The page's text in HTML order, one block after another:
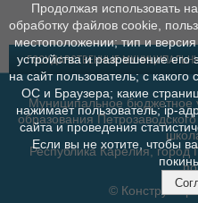
ГОСУДАРСТВЕННЫЕ
Муниципальное бюджетное
образования
Республика Карелия, город
© Конструктор
Продолжая использовать
обработку файлов cookie,
местоположении; тип и
устройства и разрешение его
на сайт пользователь; с
ОС и Браузера; какие
нажимает пользователь; ip-
сайта и проведения
Если вы не хотите, чтобы